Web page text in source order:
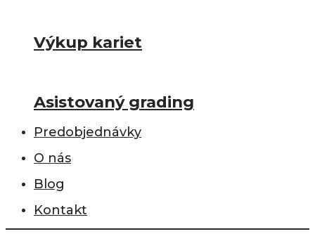
Výkup kariet
Asistovaný grading
Predobjednávky
O nás
Blog
Kontakt